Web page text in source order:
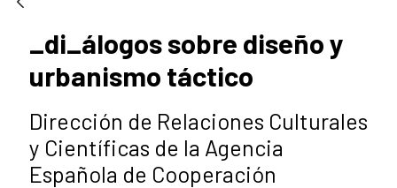
_di_álogos sobre diseño y
urbanismo táctico
Dirección de Relaciones Culturales
y Científicas de la Agencia
Española de Cooperación